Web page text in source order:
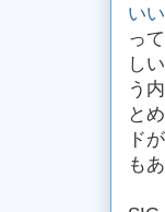
い
っ
し
う
と
ド
も